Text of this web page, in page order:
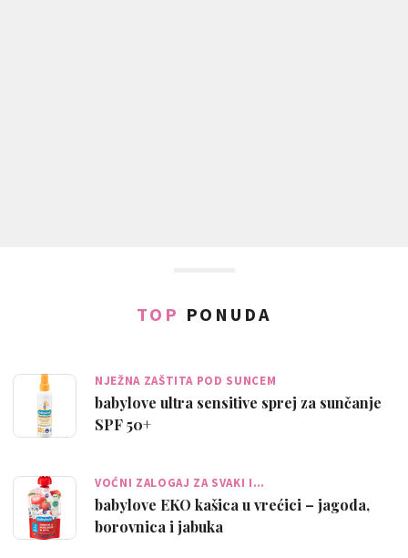
TOP PONUDA
NJEŽNA ZAŠTITA POD SUNCEM
babylove ultra sensitive sprej za sunčanje
SPF 50+
VOĆNI ZALOGAJ ZA SVAKI I…
babylove EKO kašica u vrećici – jagoda,
borovnica i jabuka